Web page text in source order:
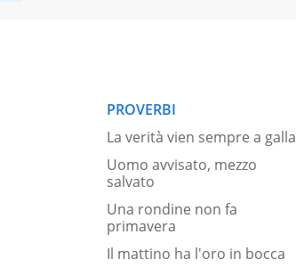
PROVERBI
La verità vien sempre a galla
Uomo avvisato, mezzo
salvato
Una rondine non fa
primavera
Il mattino ha l'oro in bocca